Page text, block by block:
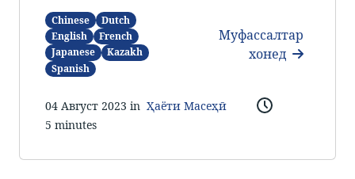
Chinese
Dutch
English
French
Japanese
Kazakh
Spanish
Муфассалтар
хонед
04 Август 2023 in Ҳаёти Масеҳӣ
5 minutes